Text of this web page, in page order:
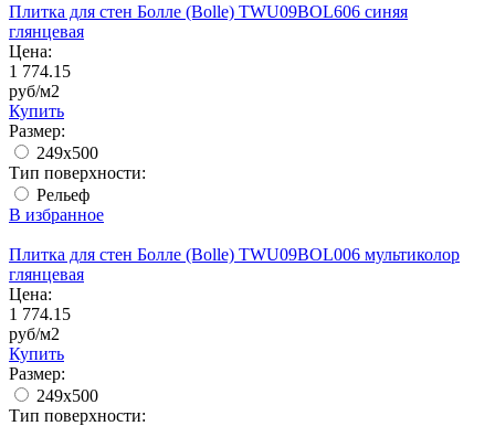
Плитка для стен Болле (Bolle) TWU09BOL606 синяя
глянцевая
Цена:
1 774.15
руб/м2
Купить
Размер:
249x500
Тип поверхности:
Рельеф
В избранное
Плитка для стен Болле (Bolle) TWU09BOL006 мультиколор
глянцевая
Цена:
1 774.15
руб/м2
Купить
Размер:
249x500
Тип поверхности: